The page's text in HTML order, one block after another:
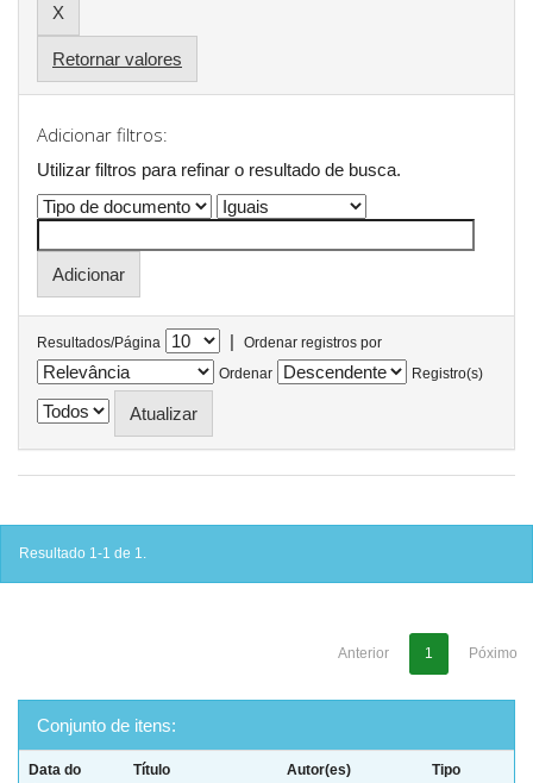
Retornar valores
Adicionar filtros:
Utilizar filtros para refinar o resultado de busca.
Resultados/Página |
Ordenar registros por
Ordenar
Registro(s)
Resultado 1-1 de 1.
Anterior 1 Póximo
Conjunto de itens:
Data do
Título Autor(es) Tipo